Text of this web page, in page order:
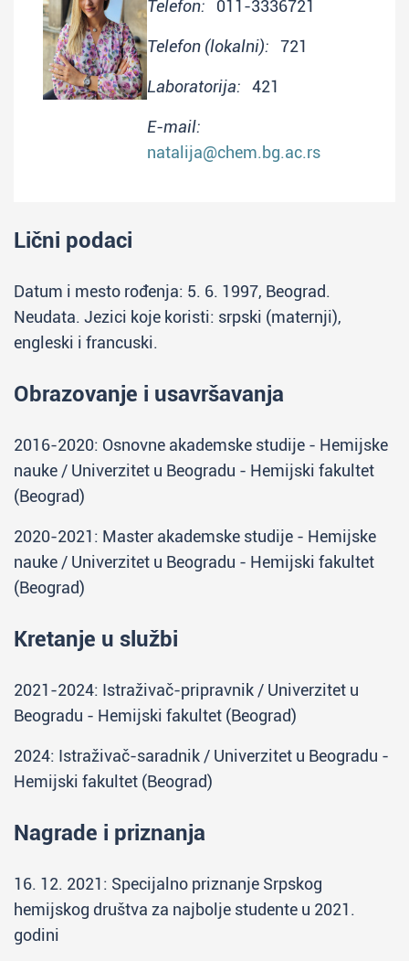
Telefon: 011-3336721
Telefon (lokalni): 721
Laboratorija: 421
E-mail:
natalija@chem.bg.ac.rs
Lični podaci
Datum i mesto rođenja: 5. 6. 1997, Beograd.
Neudata. Jezici koje koristi: srpski (maternji),
engleski i francuski.
Obrazovanje i usavršavanja
2016-2020: Osnovne akademske studije - Hemijske
nauke / Univerzitet u Beogradu - Hemijski fakultet
(Beograd)
2020-2021: Master akademske studije - Hemijske
nauke / Univerzitet u Beogradu - Hemijski fakultet
(Beograd)
Kretanje u službi
2021-2024: Istraživač-pripravnik / Univerzitet u
Beogradu - Hemijski fakultet (Beograd)
2024: Istraživač-saradnik / Univerzitet u Beogradu -
Hemijski fakultet (Beograd)
Nagrade i priznanja
16. 12. 2021: Specijalno priznanje Srpskog
hemijskog društva za najbolje studente u 2021.
godini